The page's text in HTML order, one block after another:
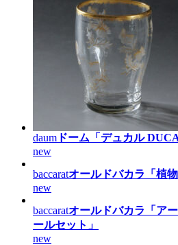
daum ドーム「デュカル
new
baccaratオールドバカラ「植
new
baccaratオールドバカラ「ア
ールセット」
new